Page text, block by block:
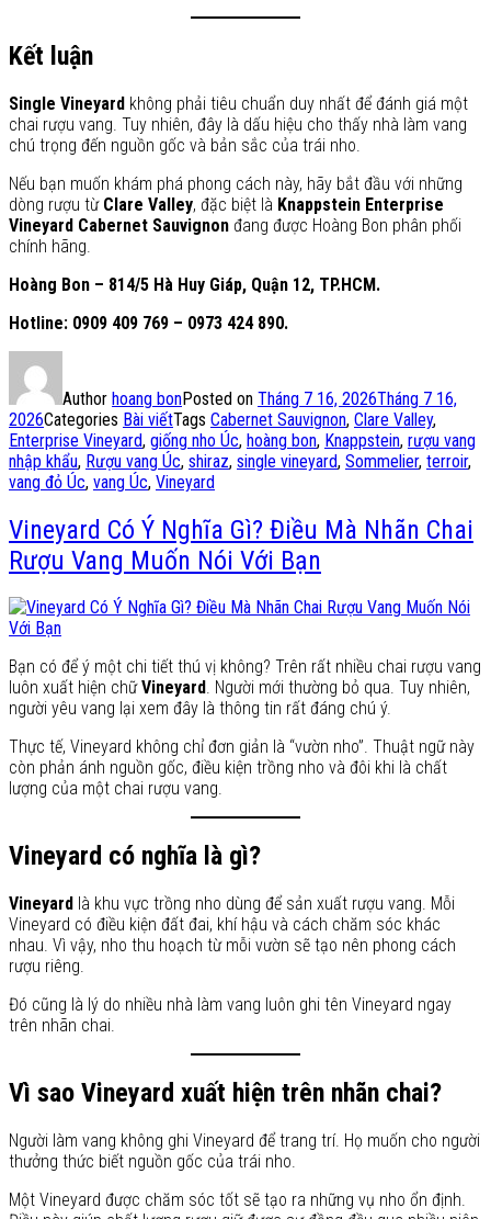
Kết luận
Single Vineyard không phải tiêu chuẩn duy nhất để đánh giá một
chai rượu vang. Tuy nhiên, đây là dấu hiệu cho thấy nhà làm vang
chú trọng đến nguồn gốc và bản sắc của trái nho.
Nếu bạn muốn khám phá phong cách này, hãy bắt đầu với những
dòng rượu từ Clare Valley, đặc biệt là Knappstein Enterprise
Vineyard Cabernet Sauvignon đang được Hoàng Bon phân phối
chính hãng.
Hoàng Bon – 814/5 Hà Huy Giáp, Quận 12, TP.HCM.
Hotline: 0909 409 769 – 0973 424 890.
Author hoang bonPosted on Tháng 7 16, 2026Tháng 7 16,
2026Categories Bài viếtTags Cabernet Sauvignon, Clare Valley,
Enterprise Vineyard, giống nho Úc, hoàng bon, Knappstein, rượu vang
nhập khẩu, Rượu vang Úc, shiraz, single vineyard, Sommelier, terroir,
vang đỏ Úc, vang Úc, Vineyard
Vineyard Có Ý Nghĩa Gì? Điều Mà Nhãn Chai
Rượu Vang Muốn Nói Với Bạn
Bạn có để ý một chi tiết thú vị không? Trên rất nhiều chai rượu vang
luôn xuất hiện chữVineyard. Người mới thường bỏ qua. Tuy nhiên,
người yêu vang lại xem đây là thông tin rất đáng chú ý.
Thực tế, Vineyard không chỉ đơn giản là “vườn nho”. Thuật ngữ này
còn phản ánh nguồn gốc, điều kiện trồng nho và đôi khi là chất
lượng của một chai rượu vang.
Vineyard có nghĩa là gì?
Vineyard là khu vực trồng nho dùng để sản xuất rượu vang. Mỗi
Vineyard có điều kiện đất đai, khí hậu và cách chăm sóc khác
nhau. Vì vậy, nho thu hoạch từ mỗi vườn sẽ tạo nên phong cách
rượu riêng.
Đó cũng là lý do nhiều nhà làm vang luôn ghi tên Vineyard ngay
trên nhãn chai.
Vì sao Vineyard xuất hiện trên nhãn chai?
Người làm vang không ghi Vineyard để trang trí. Họ muốn cho người
thưởng thức biết nguồn gốc của trái nho.
Một Vineyard được chăm sóc tốt sẽ tạo ra những vụ nho ổn định.